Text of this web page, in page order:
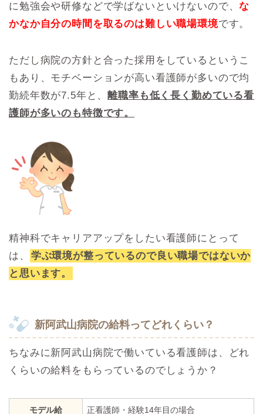
に勉強会や研修などで学ばないといけないので、な
かなか自分の時間を取るのは難しい職場環境です。
ただし病院の方針と合った採用をしているというこ
もあり、モチベーションが高い看護師が多いので均
勤続年数が7.5年と、離職率も低く長く勤めている看
護師が多いのも特徴です。
精神科でキャリアアップをしたい看護師にとって
は、
学ぶ環境が整っているので良い職場ではないか
と思います。
新阿武山病院の給料ってどれくらい？
ちなみに新阿武山病院で働いている看護師は、どれ
くらいの給料をもらっているのでしょうか？
モデル給 正看護師・経験14年目の場合